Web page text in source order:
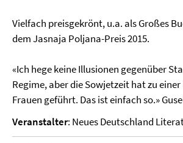
Vielfach preisgekrönt, u.a. als Großes
dem Jasnaja Poljana-Preis 2015.
«Ich hege keine Illusionen gegenüber
Regime, aber die Sowjetzeit hat zu
Frauen geführt. Das ist einfach so.»
Veranstalter: Neues Deutschland